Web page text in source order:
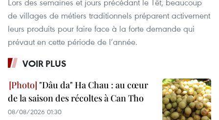
Lors des semaines et jours précédant le Têt, beaucoup
de villages de métiers traditionnels préparent activement
leurs produits pour faire face à la forte demande qui
prévaut en cette période de l’année.
VOIR PLUS
"Dâu da" Ha Chau : au cœur
de la saison des récoltes à Can Tho
08/08/2026 01:30